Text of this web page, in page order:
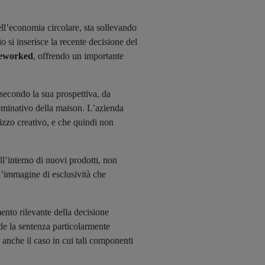
circolare, sta sollevando
si inserisce la recente decisione del
, offrendo un importante
la sua prospettiva, da
della maison. L’azienda
creativo, e che quindi non
di nuovi prodotti, non
di esclusività che
rilevante della decisione
la sentenza particolarmente
il caso in cui tali componenti